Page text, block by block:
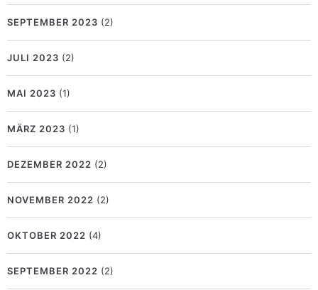
SEPTEMBER 2023 (2)
JULI 2023 (2)
MAI 2023 (1)
MÄRZ 2023 (1)
DEZEMBER 2022 (2)
NOVEMBER 2022 (2)
OKTOBER 2022 (4)
SEPTEMBER 2022 (2)